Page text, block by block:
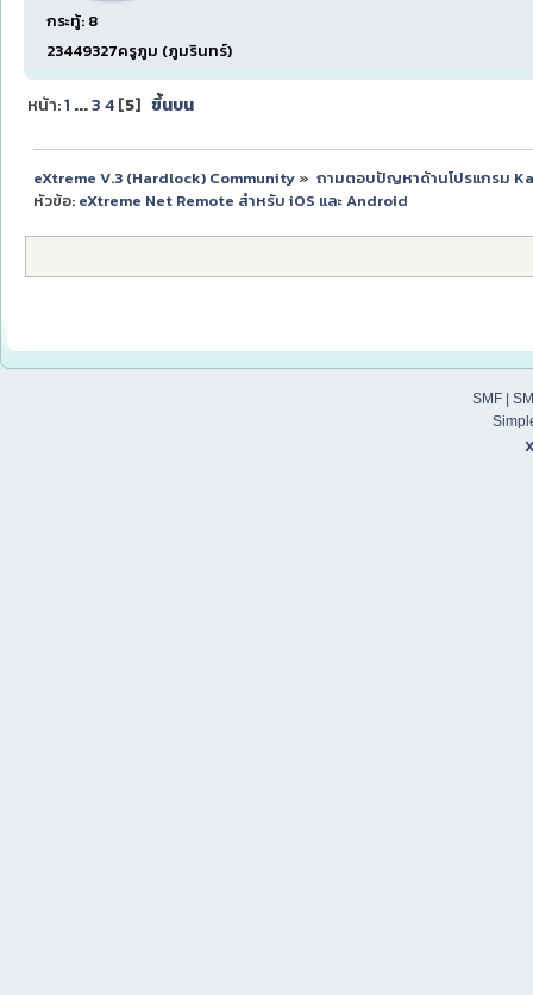
กระทู้: 8
23449327ครูภูม (ภูมรินทร์)
หน้า:1 ...3 4[5] ขึ้นบน
eXtreme V.3 (Hardlock) Community» ถามตอบปัญหาด้านโปรแกรม
หัวข้อ: eXtreme Net Remote สำหรับ iOS และ Android
SMF|